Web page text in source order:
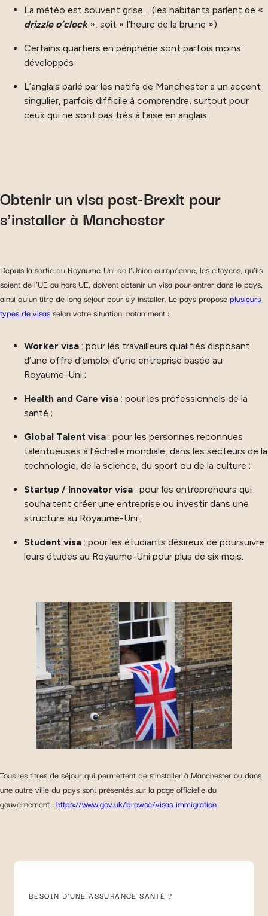
La météo est souvent grise… (les habitants parlent de «
drizzle o’clock», soit « l’heure de la bruine »)
Certains quartiers en périphérie sont parfois moins
développés
L’anglais parlé par les natifs de Manchester a un accent
singulier, parfois difficile à comprendre, surtout pour
ceux qui ne sont pas très à l’aise en anglais
Obtenir un visa post-Brexit pour
s’installer à Manchester
Depuis la sortie du Royaume-Uni de l’Union européenne, les citoyens, qu’ils
soient de l’UE ou hors UE, doivent obtenir un visa pour entrer dans le pays,
ainsi qu’un titre de long séjour pour s’y installer. Le pays proposeplusieurs
types de visasselon votre situation, notamment :
Worker visa : pour les travailleurs qualifiés disposant
d’une offre d’emploi d’une entreprise basée au
Royaume-Uni ;
Health and Care visa : pour les professionnels de la
santé ;
Global Talent visa : pour les personnes reconnues
talentueuses à l’échelle mondiale, dans les secteurs de la
technologie, de la science, du sport ou de la culture ;
Startup / Innovator visa : pour les entrepreneurs qui
souhaitent créer une entreprise ou investir dans une
structure au Royaume-Uni ;
Student visa : pour les étudiants désireux de poursuivre
leurs études au Royaume-Uni pour plus de six mois.
Tous les titres de séjour qui permettent de s’installer à Manchester ou dans
une autre ville du pays sont présentés sur la page officielle du
gouvernement :https://www.gov.uk/browse/visas-immigration
BESOIN D'UNE ASSURANCE SANTÉ ?